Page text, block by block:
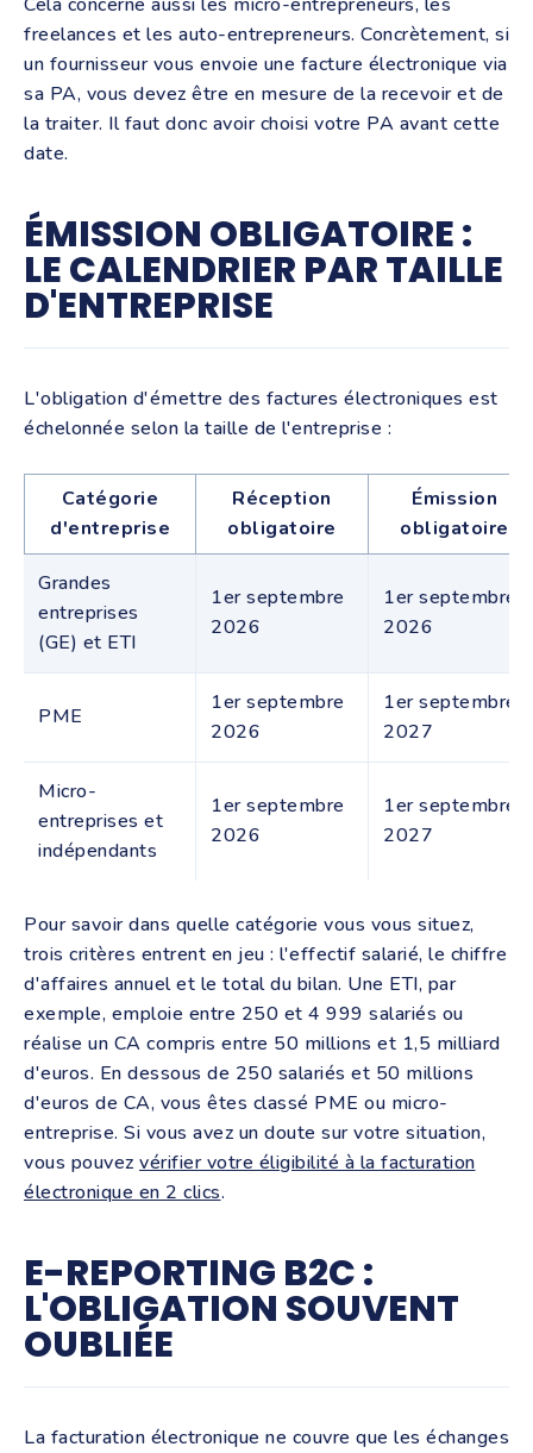
freelances et les auto-entrepreneurs. Concrètement, si
un fournisseur vous envoie une facture électronique via
sa PA, vous devez être en mesure de la recevoir et de
la traiter. Il faut donc avoir choisi votre PA avant cette
date.
ÉMISSION OBLIGATOIRE :
LE CALENDRIER PAR TAILLE
D'ENTREPRISE
L'obligation d'émettre des factures électroniques est
échelonnée selon la taille de l'entreprise :
Catégorie
d'entreprise
Réception
obligatoire
Émission
obligatoire
Grandes
entreprises
(GE) et ETI
1er septembre
2026
1er septembre
2026
PME
1er septembre
2026
1er septembre
2027
Micro-
entreprises et
indépendants
1er septembre
2026
1er septembre
2027
Pour savoir dans quelle catégorie vous vous situez,
trois critères entrent en jeu : l'effectif salarié, le chiffre
d'affaires annuel et le total du bilan. Une ETI, par
exemple, emploie entre 250 et 4 999 salariés ou
réalise un CA compris entre 50 millions et 1,5 milliard
d'euros. En dessous de 250 salariés et 50 millions
d'euros de CA, vous êtes classé PME ou micro-
entreprise. Si vous avez un doute sur votre situation,
vous pouvez vérifier votre éligibilité à la facturation
électronique en 2 clics.
E-REPORTING B2C :
L'OBLIGATION SOUVENT
OUBLIÉE
La facturation électronique ne couvre que les échanges